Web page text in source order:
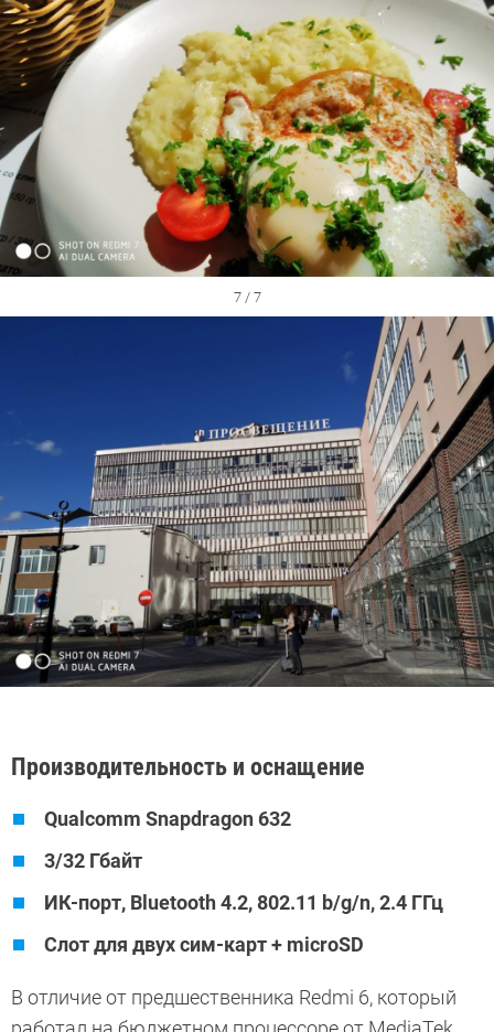
7 / 7
Производительность и оснащение
Qualcomm Snapdragon 632
3/32 Гбайт
ИК-порт, Bluetooth 4.2, 802.11 b/g/n, 2.4 ГГц
Слот для двух сим-карт + microSD
В отличие от предшественника Redmi 6, который